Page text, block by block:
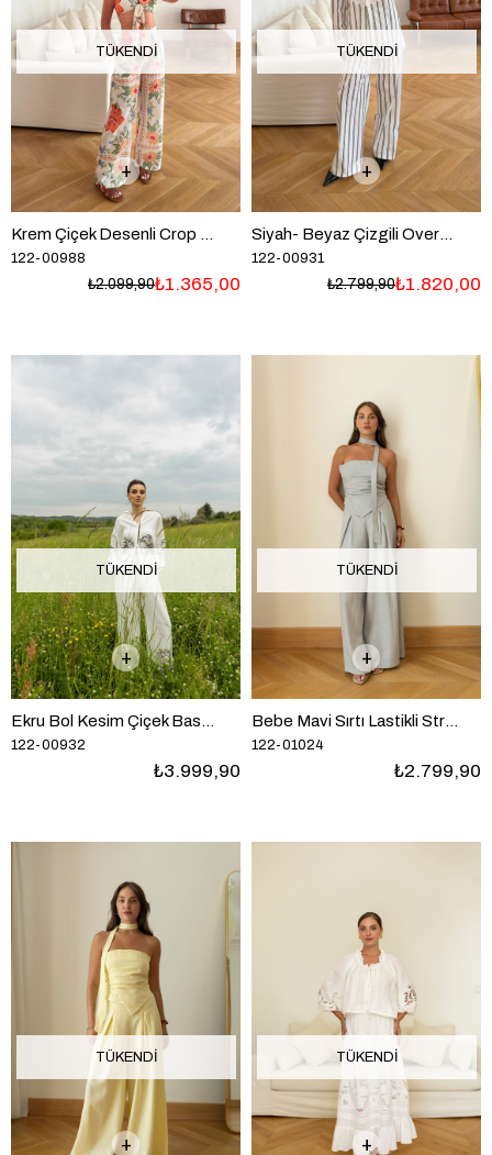
TÜKENDI
Krem Çiçek Desenli Crop Pantolon Takım
122-00988
₺1.365,00
₺2.099,90
TÜKENDI
Siyah- Beyaz Çizgili Oversize Gömlek Pantolon Takım
122-00931
₺1.820,00
₺2.799,90
TÜKENDI
Ekru Bol Kesim Çiçek Baskılı Keten Gömlek Pantolon Takım
122-00932
₺3.999,90
TÜKENDI
Bebe Mavi Sırtı Lastikli Straplez Crop Ve Pantolon Takım
122-01024
₺2.799,90
TÜKENDI TÜKENDI